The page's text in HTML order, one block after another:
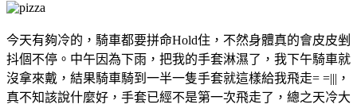
今天有夠冷的，騎車都要拼命Hold住，不然身體真的會皮皮剉
抖個不停。中午因為下雨，把我的手套淋濕了，我下午騎車就
沒拿來戴，結果騎車騎到一半一隻手套就這樣給我飛走= =|||，
真不知該說什麼好，手套已經不是第一次飛走了，總之天冷大